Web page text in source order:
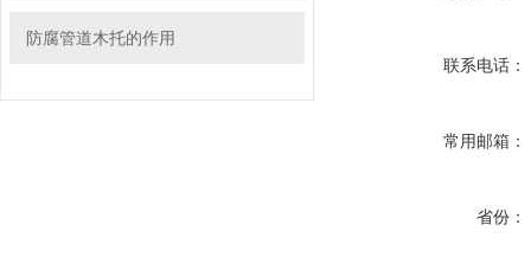
防腐管道木托的作用
联系电话：
常用邮箱：
省份：